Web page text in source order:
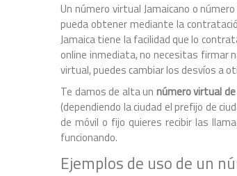
Un número virtual Jamaicano o
pueda obtener mediante la
Jamaica tiene la facilidad que lo
online inmediata, no necesitas firmar
virtual, puedes cambiar los desvíos a
Te damos de alta un número virtual de
(dependiendo la ciudad el prefijo de
de móvil o fijo quieres recibir las
funcionando.
Ejemplos de uso de un